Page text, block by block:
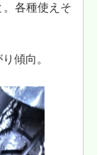
各種使えそ
傾向。